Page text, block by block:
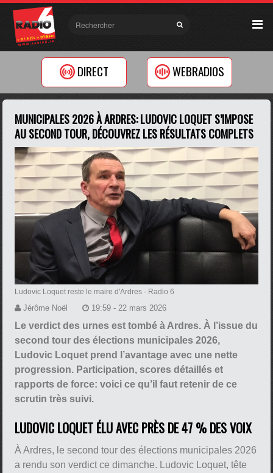
DIRECT WEBRADIOS
MUNICIPALES 2026 À ARDRES: LUDOVIC LOQUET S’IMPOSE
AU SECOND TOUR, DÉCOUVREZ LES RÉSULTATS COMPLETS
Ludovic Loquet reste le maire d'Ardres - Radio 6
Jérôme Noël 19:59 - 22 mars 2026
Le verdict des urnes est tombé à Ardres. À l’issue du
second tour des élections municipales 2026,
Ludovic Loquet prend l’avantage avec une nette
progression. Participation, scores détaillés et
rapports de force: voici ce qu’il faut retenir de ce
scrutin très suivi.
LUDOVIC LOQUET ÉLU AVEC PRÈS DE 47 % DES VOIX
À Ardres, le second tour des élections municipales 2026
a rendu son verdict ce dimanche. Ludovic Loquet, tête